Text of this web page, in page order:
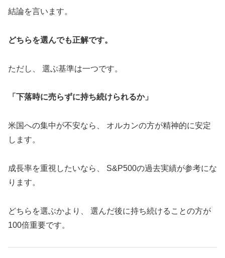
結論を言います。
どちらを選んでも正解です。
ただし、 選ぶ基準は一つです。
「下落時に売らずに持ち続けられるか」
米国への集中が不安なら、 オルカンの方が精神的に安定
します。
成長率を重視したいなら、 S&P500の過去実績が参考にな
ります。
どちらを選ぶかより、 選んだ後に持ち続けることの方が
100倍重要です。